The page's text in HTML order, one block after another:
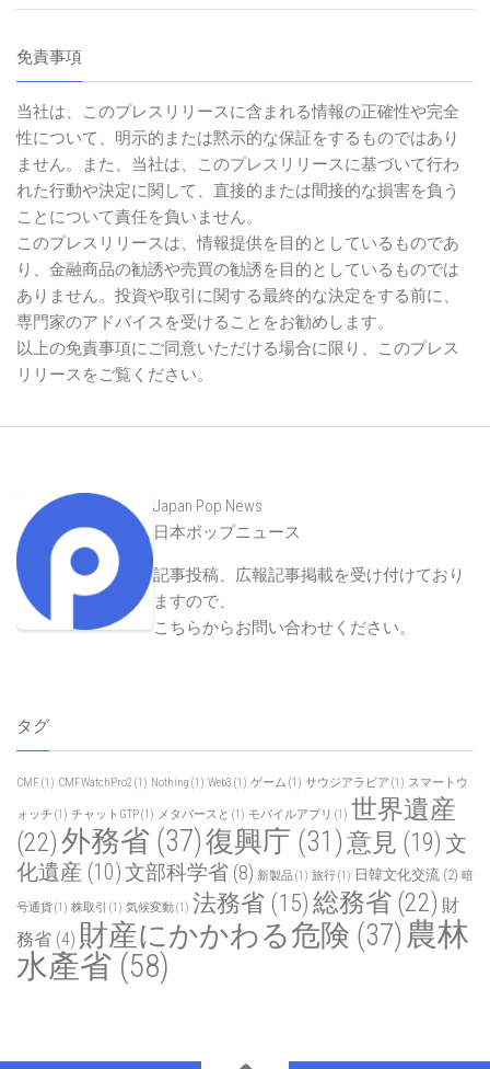
免責事項
当社は、このプレスリリースに含まれる情報の正確性や完全
性について、明示的または黙示的な保証をするものではあり
ません。また、当社は、このプレスリリースに基づいて行わ
れた行動や決定に関して、直接的または間接的な損害を負う
ことについて責任を負いません。
このプレスリリースは、情報提供を目的としているものであ
り、金融商品の勧誘や売買の勧誘を目的としているものでは
ありません。投資や取引に関する最終的な決定をする前に、
専門家のアドバイスを受けることをお勧めします。
以上の免責事項にご同意いただける場合に限り、このプレス
リリースをご覧ください。
Japan Pop News
日本ポップニュース
記事投稿、広報記事掲載を受け付けており
ますので、
こちらからお問い合わせください。
タグ
CMF (1) CMFWatchPro2 (1) Nothing (1) Web3 (1) ゲーム (1) サウジアラビア (1) スマートウ
ォッチ (1) チャットGTP(1) メタバースと (1) モバイルアプリ (1) 世界遺産
(22)外務省 (37)復興庁 (31)意見 (19) 文
化遺産 (10)文部科学省 (8) 新製品(1) 旅行(1) 日韓文化交流 (2) 暗
号通貨(1) 株取引 (1) 気候変動(1) 法務省 (15) 総務省 (22) 財
務省 (4) 財産にかかわる危険 (37) 農林
水產省 (58)